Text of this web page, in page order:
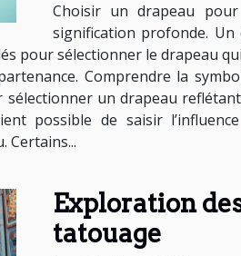
Choisir un drapeau
signification profonde. Un
pour sélectionner le drapeau
Comprendre la
un drapeau
possible de saisir
Certains...
Exploration
tatouage